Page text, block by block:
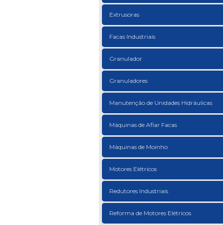
Extrusoras
Facas Industriais
Granulador
Granuladores
Manutenção de Unidades Hidráulicas
Máquinas de Afiar Facas
Máquinas de Moinho
Motores Elétricos
Redutores Industriais
Reforma de Motores Elétricos